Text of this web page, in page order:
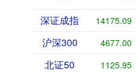
深证成指 14175.09
沪深300 4677.00
北证50 1125.95